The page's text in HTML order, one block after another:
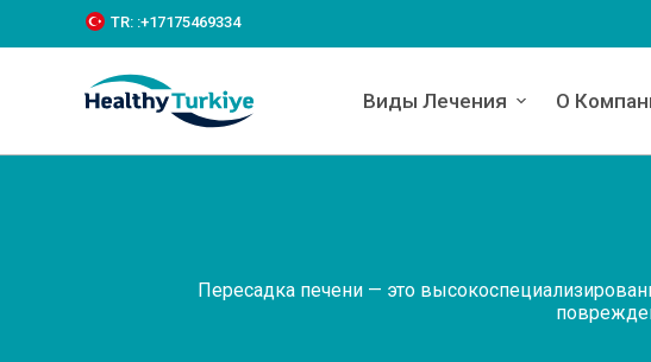
k
c
TR: :+‪17175469334‬
Виды Лечения О
Пересадка печени — это